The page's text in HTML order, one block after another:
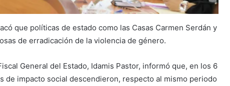
que políticas de estado como las Casas Carmen Serdán y
de erradicación de la violencia de género.
General del Estado, Idamis Pastor, informó que, en los 6
de impacto social descendieron, respecto al mismo periodo